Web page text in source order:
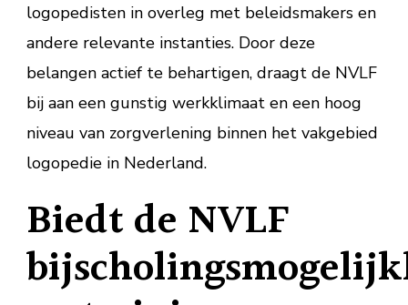
logopedisten in overleg met beleidsmakers en
andere relevante instanties. Door deze
belangen actief te behartigen, draagt de NVLF
bij aan een gunstig werkklimaat en een hoog
niveau van zorgverlening binnen het vakgebied
logopedie in Nederland.
Biedt de NVLF